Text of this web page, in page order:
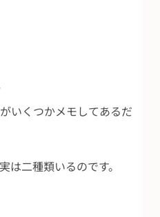
いくつかメモしてあるだ
は二種類いるのです。